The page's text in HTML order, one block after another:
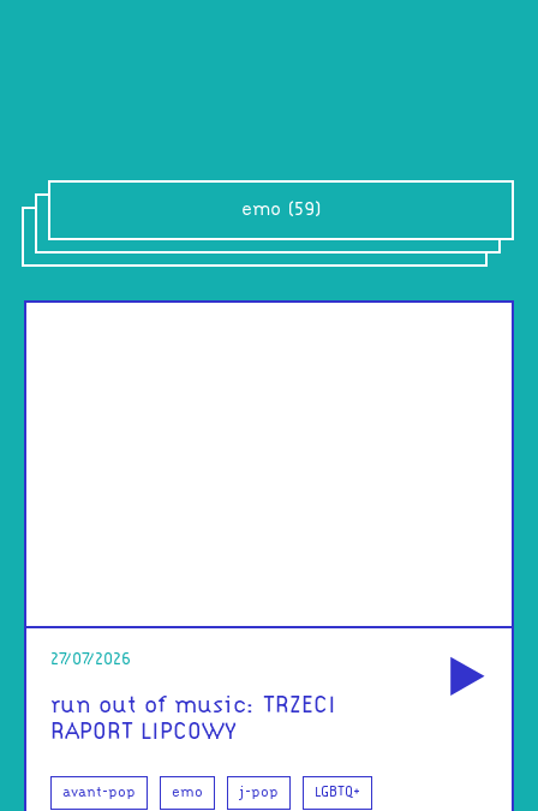
emo (59)
27/07/2026
run out of music: TRZECI
RAPORT LIPCOWY
avant-pop emo j-pop LGBTQ+